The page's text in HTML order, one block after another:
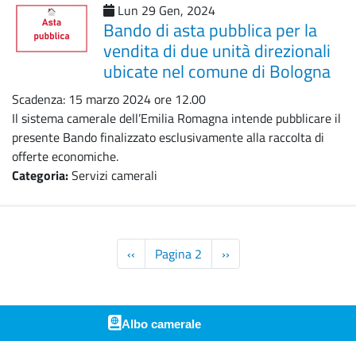
Lun 29 Gen, 2024
Bando di asta pubblica per la
vendita di due unità direzionali
ubicate nel comune di Bologna
Scadenza: 15 marzo 2024 ore 12.00
Il sistema camerale dell’Emilia Romagna intende pubblicare il
presente Bando finalizzato esclusivamente alla raccolta di
offerte economiche.
Categoria:Servizi camerali
Paginazione
Pagina
precedente
‹‹ Pagina 2
Pagina
successiva
››
Albo camerale